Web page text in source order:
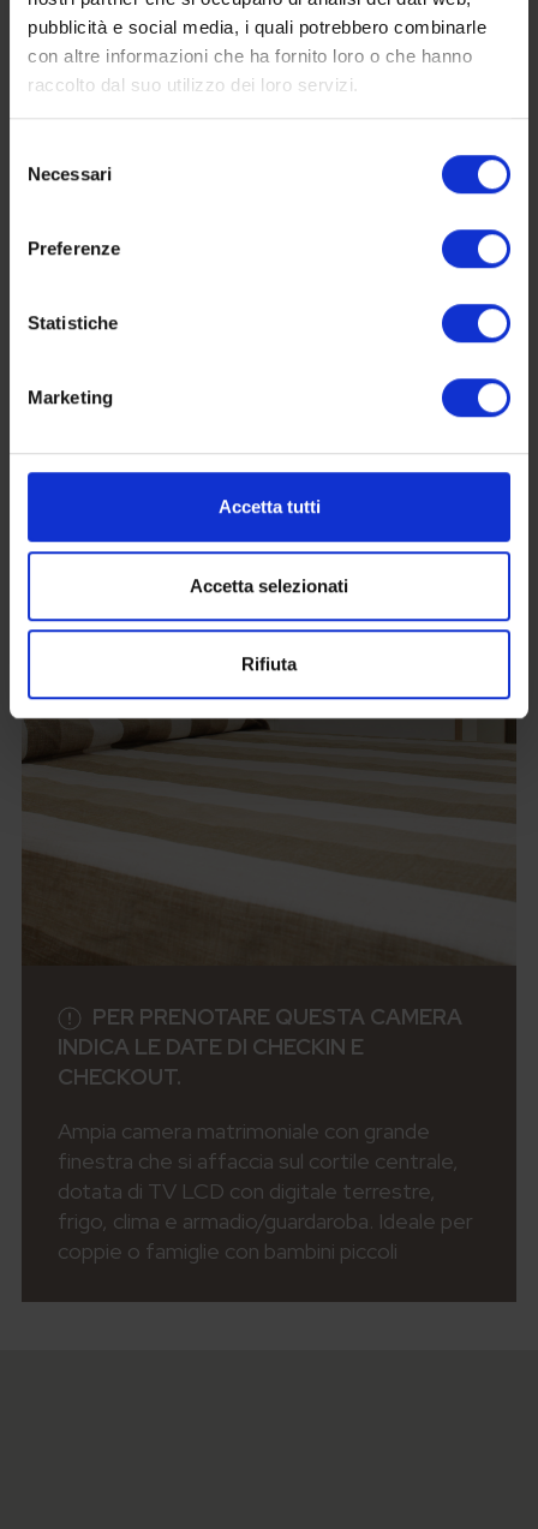
pubblicità e social media, i quali potrebbero combinarle
con altre informazioni che ha fornito loro o che hanno
raccolto dal suo utilizzo dei loro servizi.
delNecessari
Preferenze
Statistiche
Marketing
Accetta tutti
Accetta selezionati
Rifiuta
INDICA LE DATE DI CHECKIN E
CHECKOUT.
Ampia camera matrimoniale con grande
finestra che si affaccia sulla stradina di
terrestre, frigo, clima e armadio/guardaroba.
piccoli
Camera SUPERIOR
PER PRENOTARE QUESTA CAMERA
INDICA LE DATE DI CHECKIN E
CHECKOUT.
Ampia camera matrimoniale con grande
finestra che si affaccia sul cortile centrale,
dotata di TV LCD con digitale terrestre,
frigo, clima e armadio/guardaroba. Ideale per
coppie o famiglie con bambini piccoli